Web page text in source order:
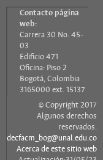
Contacto página
web:
Carrera 30 No. 45-
03
Edificio 471
Oficina: Piso 2
Bogotá, Colombia
3165000 ext. 15137
© Copyright 2017
Algunos derechos
reservados.
decfacm_bog@unal.edu.co
Acerca de este sitio web